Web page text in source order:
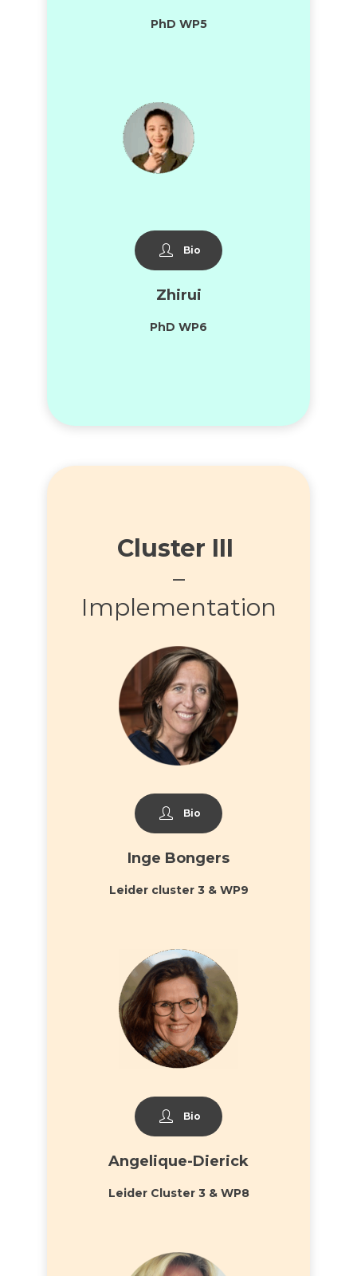
PhD WP5
Bio
Zhirui
PhD WP6
Cluster III
–
Implementation
Bio
Inge Bongers
Leider cluster 3 & WP9
Bio
Angelique-Dierick
Leider Cluster 3 & WP8